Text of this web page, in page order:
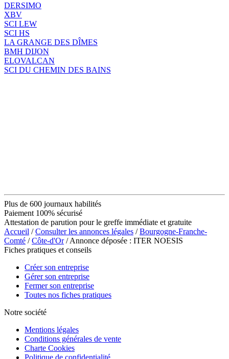
DERSIMO
XBV
SCI LEW
SCI HS
LA GRANGE DES DÎMES
BMH DIJON
ELOVALCAN
SCI DU CHEMIN DES BAINS
Plus de 600 journaux habilités
Paiement 100% sécurisé
Attestation de parution pour le greffe immédiate et gratuite
Accueil /Consulter les annonces légales /Bourgogne-Franche-
Comté /Côte-d'Or/ Annonce déposée : ITER NOESIS
Fiches pratiques et conseils
Créer son entreprise
Gérer son entreprise
Fermer son entreprise
Toutes nos fiches pratiques
Notre société
Mentions légales
Conditions générales de vente
Charte Cookies
Politique de confidentialité